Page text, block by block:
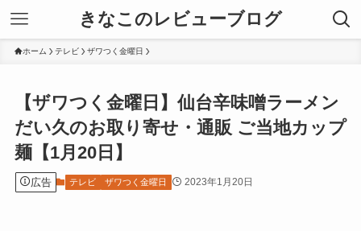
きなこのレビューブログ
ホーム テレビ ザワつく金曜日
【ザワつく金曜日】仙台辛味噌ラーメン
だい久のお取り寄せ・通販 ご当地カップ
麺【1月20日】
広告 テレビ ザワつく金曜日 2023年1月20日